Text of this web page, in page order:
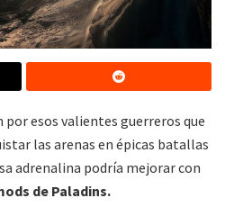
esos valientes guerreros que
las arenas en épicas batallas
adrenalina podría mejorar con
de Paladins.